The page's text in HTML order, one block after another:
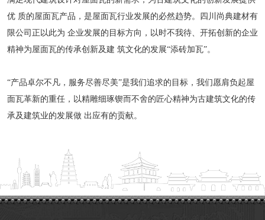
优 质的屋面瓦产品，是屋面瓦行业发展的必然趋势。四川尚典建材有
限公司正以此为 企业发展的目标方向，以时不我待、开拓创新的企业
精神为屋面瓦的传承创新及建 筑文化的发展“添砖加瓦”。
“产品卓尔不凡，服务尽善尽美”是我们追求的目标，我们愿肩负起屋
面瓦革新的重任，以精雕细琢锲而不舍的匠心精神为古建筑文化的传
承及建筑业的发展做 出应有的贡献。